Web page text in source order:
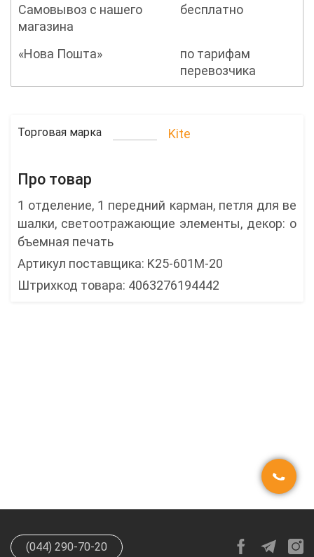
Самовывоз с нашего
магазина
бесплатно
«Нова Пошта»
по тарифам
перевозчика
Торговая марка Kite
Про товар
1 отделение, 1 передний карман, петля для ве
шалки, светоотражающие элементы, декор: о
бъемная печать
Артикул поставщика: K25-601M-20
Штрихкод товара: 4063276194442
(044) 290-70-20